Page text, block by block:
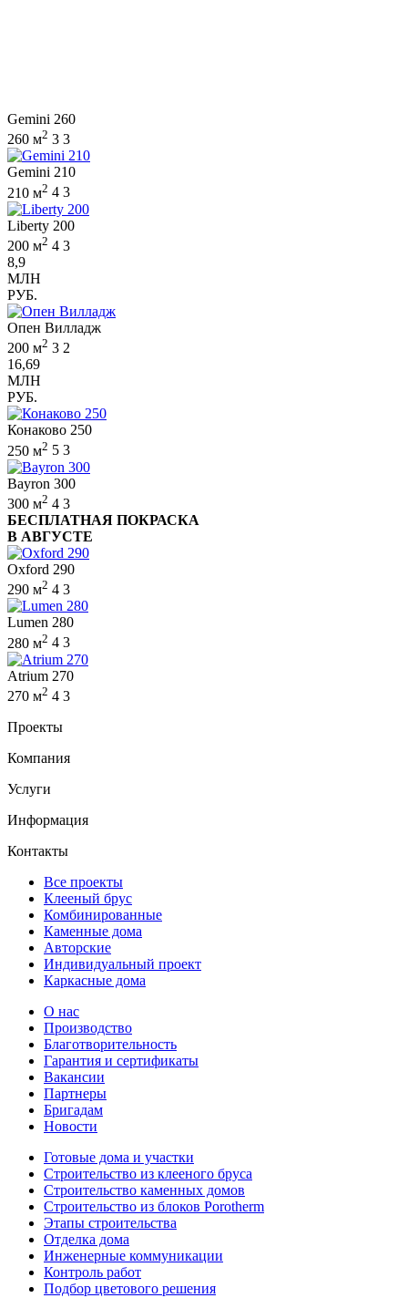
Gemini 260
260 м2 3 3
Gemini 210
210 м2 4 3
Liberty 200
200 м2 4 3
8,9
МЛН
РУБ.
Опен Вилладж
200 м2 3 2
16,69
МЛН
РУБ.
Конаково 250
250 м2 5 3
Bayron 300
300 м2 4 3
БЕСПЛАТНАЯ ПОКРАСКА
В АВГУСТЕ
Oxford 290
290 м2 4 3
Lumen 280
280 м2 4 3
Atrium 270
270 м2 4 3
Проекты
Компания
Услуги
Информация
Контакты
Все проекты
Клееный брус
Комбинированные
Каменные дома
Авторские
Индивидуальный проект
Каркасные дома
О нас
Производство
Благотворительность
Гарантия и сертификаты
Вакансии
Партнеры
Бригадам
Новости
Готовые дома и участки
Строительство из клееного бруса
Строительство каменных домов
Строительство из блоков Porotherm
Этапы строительства
Отделка дома
Инженерные коммуникации
Контроль работ
Подбор цветового решения